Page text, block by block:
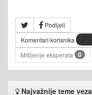
Podijeli
Komentari korisnika
Mišljenje eksperata
0
Najvažnije teme